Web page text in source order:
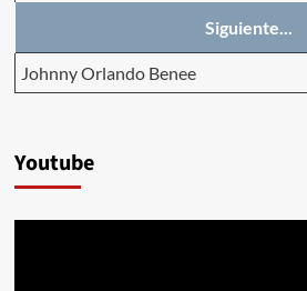
Siguiente...
Johnny Orlando Benee
Youtube